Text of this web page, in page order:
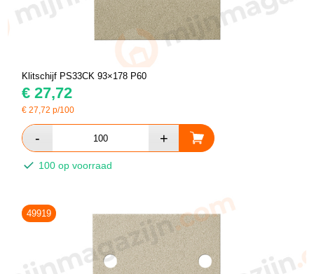
Klitschijf PS33CK 93×178 P60
€ 27,72
€27,72 p/100
100 op voorraad
49919